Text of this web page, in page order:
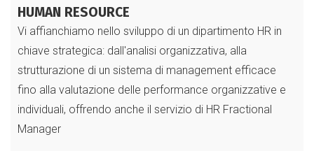
HUMAN RESOURCE
Vi affianchiamo nello sviluppo di un dipartimento HR in
chiave strategica: dall'analisi organizzativa, alla
strutturazione di un sistema di management efficace
fino alla valutazione delle performance organizzative e
individuali, offrendo anche il servizio di HR Fractional
Manager